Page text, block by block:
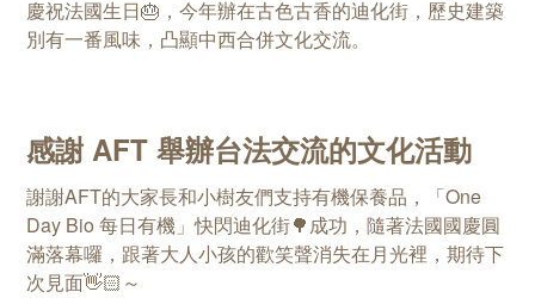
慶祝法國生日🎂，今年辦在古色古香的迪化街，歷史建築
別有一番風味，凸顯中西合併文化交流。
感謝 AFT 舉辦台法交流的文化活動
謝謝AFT的大家長和小樹友們支持有機保養品，「One
Day Bio 每日有機」快閃迪化街🌳成功，隨著法國國慶圓
滿落幕囉，跟著大人小孩的歡笑聲消失在月光裡，期待下
次見面👋🏻～